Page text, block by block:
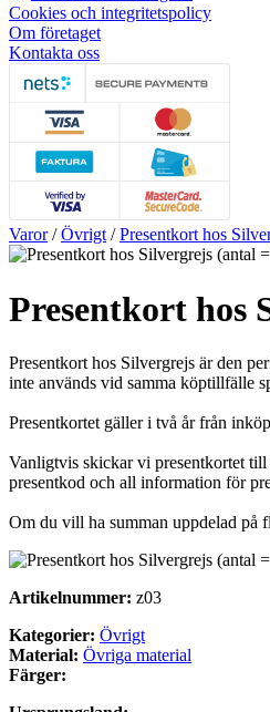
Cookies och integritetspolicy
Om företaget
Kontakta oss
Varor/Övrigt /Presentkort hos
Presentkort hos
Presentkort hos Silvergrejs är den
inte används vid samma köptillfälle
Presentkortet gäller i två år från
Vanligtvis skickar vi presentkortet
presentkod och all information för
Om du vill ha summan uppdelad på
Artikelnummer: z03
Kategorier: Övrigt
Material: Övriga material
Färger: